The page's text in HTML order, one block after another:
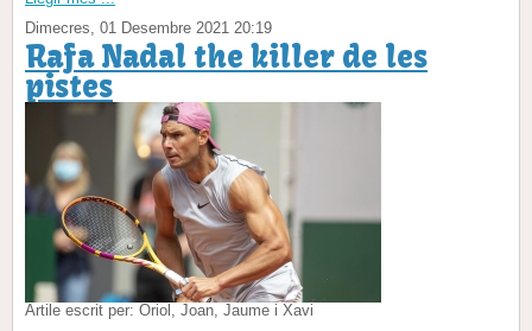
Dimecres, 01 Desembre 2021 20:19
Rafa Nadal the killer de les
pistes
Artile escrit per: Oriol, Joan, Jaume i Xavi